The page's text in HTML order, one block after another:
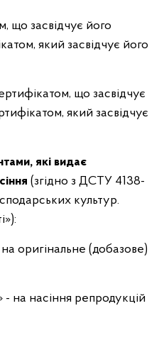
що засвідчує його
який засвідчує його
що засвідчує
який засвідчує
які видає
(згідно з ДСТУ 4138-
культур.
оригінальне (добазове)
на насіння репродукцій